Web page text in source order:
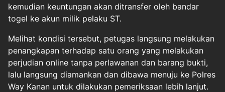
kemudian keuntungan akan ditransfer oleh bandar
togel ke akun milik pelaku ST.
Melihat kondisi tersebut, petugas langsung melakukan
penangkapan terhadap satu orang yang melakukan
perjudian online tanpa perlawanan dan barang bukti,
lalu langsung diamankan dan dibawa menuju ke Polres
Way Kanan untuk dilakukan pemeriksaan lebih lanjut.